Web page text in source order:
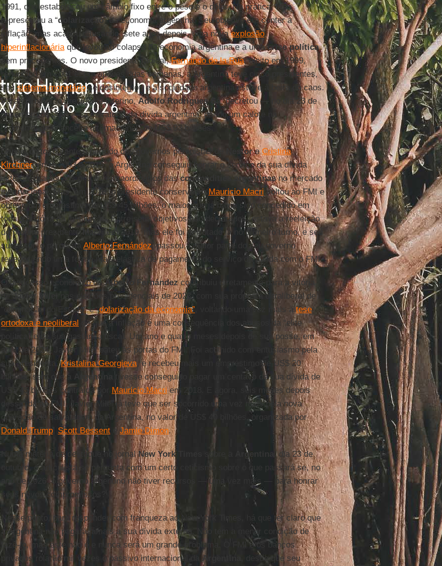
1991, que estabeleceu um câmbio fixo entre o peso e o dólar. Na prática, isso
representou a “dolarização” da economia argentina. Seu objetivo era conter a
inflação, mas acabou causando, sete anos depois, uma novaexplosão
hiperinflacionáriaque levou ao colapso da economia argentina e a umacrise política
sem precedentes. O novo presidente radical,Fernando de la Rua, eleito em 1999,
renunciou em 2001 e, em apenas duas semanas, a Argentina teve cinco presidentes,
seusistema monetáriose desintegrou e a sociedade argentina esteve à beira do caos.
Para culminar, o presidente interino,Adolfo Rodrigues Sá, decretou — no dia 23 de
dezembro de 2001 — a moratória da dívida argentina, dando um calote na
“comunidade financeira internacional” de US$ 93 bilhões.
Depois disto, durante o período dos governos peronistas de NestoreCristina
Kirchner, entre 2003 e 2015, a Argentina conseguiu honrar o serviço da sua dívida
externa, graças aos preços extraordinários dascommodities argentinasno mercado
internacional. Mas, em 2018, o presidente conservador Mauricio Macri voltou ao FMI e
obteve um empréstimo de US$ 45 bilhões, o maior que já havia sido concedido em
toda a história da instituição. Entre seus objetivos não declarados, estava a reeleição
do próprio presidenteMacri em 2019, mas ele foi derrotado já no primeiro turno, e seu
sucessor, o peronista Alberto Fernández , passou a maior parte do seu governo
renegociando uma forma mais elástica de pagamento do serviço da dívida com o FMI.
O insucesso econômico deAlberto Fernándezcontribuiu diretamente para a vitória
deJavier Milei
nas eleições presidenciais de 2023, com sua proposta ultraliberal de
“eliminação do Estado” e “dolarização da economia” , voltando uma vez mais àtese
ortodoxa e neoliberal de que a inflação é uma consequência dos abusos da “elite
política” e de sua gastança fiscal. Um ano e quatro meses depois de sua posse, em
abril de 2024, Javier Milei bateu às portas do FMI. Foi acolhido com entusiasmo pela
sua presidenta,Kristalina Georgieva, e recebeu mais um empréstimo de US$ 20
bilhões, sem que a
Argentina
tivesse conseguido pagar um centavo de sua dívida de
US$ 45 bilhões contraída por Mauricio Macriem 2018. E agora, seis meses depois
dessa ida ao FMI, Javier Milei já teve que ser socorrido uma vez mais pela nova
operação de salvatagem da Argentina, no valor de US$ 40 bilhões, organizada por
Donald Trump, Scott Bessente Jamie Dimon.
Numa matéria de destaque no jornalNew York Times Argentina , dia 23 de
outubro, o articulista se pergunta com um certo ceticismo sobre o que passará se, no
ano de 2026, o governo argentino não tiver recursos — uma vez mais — para honrar
seus novos compromissos?
Nesse ponto, para responder com franqueza ao New York Times, há que ter claro que
a Argentina não pagará jamais a sua dívida externa. Não tem a menor condição de
fazê-lo, mas este não é e nunca será um grande problema. O FMI e os bancos
privados rolarão mil vezes o passivo internacional da Argentina , desde que seu